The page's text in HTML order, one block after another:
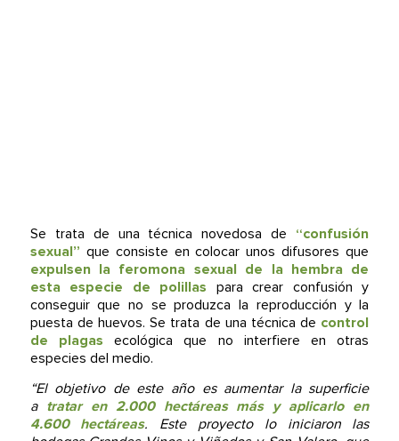
Se trata de una técnica novedosa de “confusión
sexual” que consiste en colocar unos difusores que
expulsen la feromona sexual de la hembra de
esta especie de polillas para crear confusión y
conseguir que no se produzca la reproducción y la
puesta de huevos. Se trata de una técnica de control
de plagas ecológica que no interfiere en otras
especies del medio.
“El objetivo de este año es aumentar la superficie
a tratar en 2.000 hectáreas más y aplicarlo en
4.600 hectáreas. Este proyecto lo iniciaron las